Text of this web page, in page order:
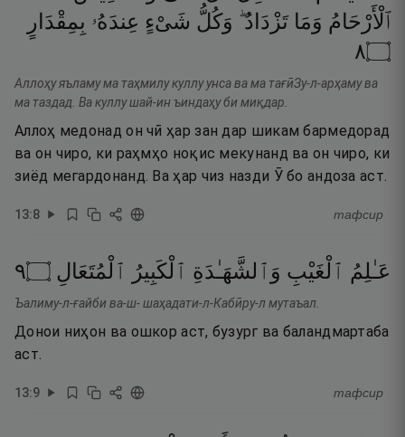
ٱلْأَرْحَامُ وَمَا تَزْدَادُ ۖ وَكُلُّ شَىْءٍ عِندَهُۥ بِمِقْدَارٍ
۝٨
Аллоҳу яъламу ма таҳмилу куллу унса ва ма тағӣЗу-л-арҳаму ва
ма таздад. Ва куллу шай-ин ъиндаҳу би миқдар.
Аллоҳ медонад он чӣ ҳар зан дар шикам бармедорад
ва он чиро, ки раҳмҳо ноқис мекунанд ва он чиро, ки
зиёд мегардонанд. Ва ҳар чиз назди Ӯ бо андоза аст.
13:8 тафсир
عَـٰلِمُ ٱلْغَيْبِ وَٱلشَّهَـٰدَةِ ٱلْكَبِيرُ ٱلْمُتَعَالِ ۝٩
Ъалиму-л-ғайби ва-ш- шаҳадати-л-Кабӣру-л мутаъал.
Донои ниҳон ва ошкор аст, бузург ва баландмартаба
аст.
13:9 тафсир